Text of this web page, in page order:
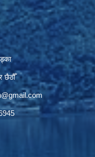
छैठौँ